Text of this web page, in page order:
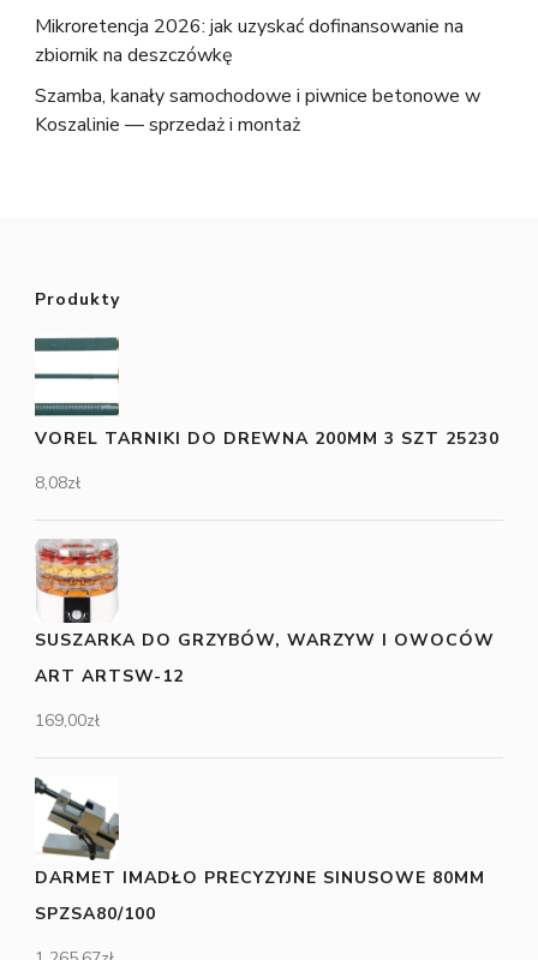
Mikroretencja 2026: jak uzyskać dofinansowanie na
zbiornik na deszczówkę
Szamba, kanały samochodowe i piwnice betonowe w
Koszalinie — sprzedaż i montaż
Produkty
VOREL TARNIKI DO DREWNA 200MM 3 SZT 25230
8,08zł
SUSZARKA DO GRZYBÓW, WARZYW I OWOCÓW
ART ARTSW-12
169,00zł
DARMET IMADŁO PRECYZYJNE SINUSOWE 80MM
SPZSA80/100